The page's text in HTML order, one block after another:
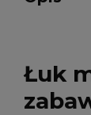
Łuk